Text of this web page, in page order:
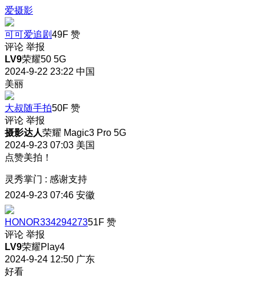
爱摄影
可可爱追剧49F 赞
评论 举报
LV9荣耀50 5G
2024-9-22 23:22 中国
美丽
大叔随手拍50F 赞
评论 举报
摄影达人荣耀 Magic3 Pro 5G
2024-9-23 07:03 美国
点赞美拍！
灵秀掌门 : 感谢支持
2024-9-23 07:46 安徽
HONOR33429427351F 赞
评论 举报
LV9荣耀Play4
2024-9-24 12:50 广东
好看